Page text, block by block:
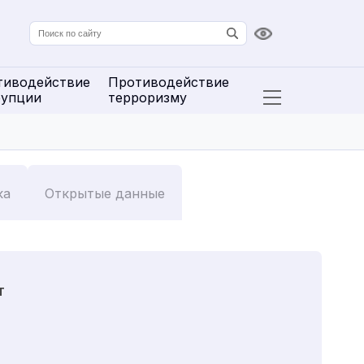
Версия для
Противодействие
терроризму
Открыть
Открытые данные